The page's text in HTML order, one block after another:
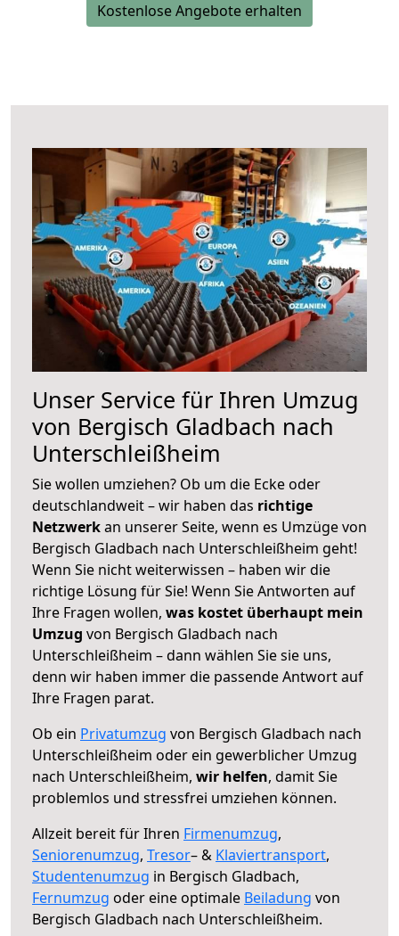
Kostenlose Angebote erhalten
Unser Service für Ihren Umzug
von Bergisch Gladbach nach
Unterschleißheim
Sie wollen umziehen? Ob um die Ecke oder
deutschlandweit – wir haben das richtige
Netzwerkan unserer Seite, wenn es Umzüge von
Bergisch Gladbach nach Unterschleißheim geht!
Wenn Sie nicht weiterwissen – haben wir die
richtige Lösung für Sie! Wenn Sie Antworten auf
Ihre Fragen wollen, was kostet überhaupt mein
Umzug von Bergisch Gladbach nach
Unterschleißheim – dann wählen Sie sie uns,
denn wir haben immer die passende Antwort auf
Ihre Fragen parat.
Ob ein Privatumzug von Bergisch Gladbach nach
Unterschleißheim oder ein gewerblicher Umzug
nach Unterschleißheim, wir helfen, damit Sie
problemlos und stressfrei umziehen können.
Allzeit bereit für Ihren Firmenumzug,
Seniorenumzug, Tresor– & Klaviertransport,
Studentenumzug in Bergisch Gladbach,
Fernumzug oder eine optimale Beiladung von
Bergisch Gladbach nach Unterschleißheim.